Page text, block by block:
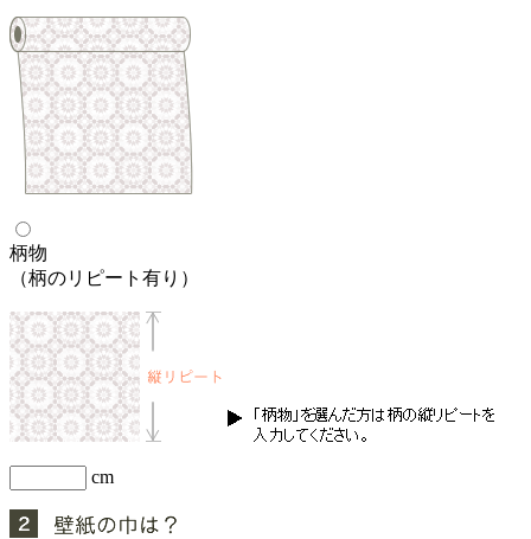
柄物
（柄のリピート有り）
cm